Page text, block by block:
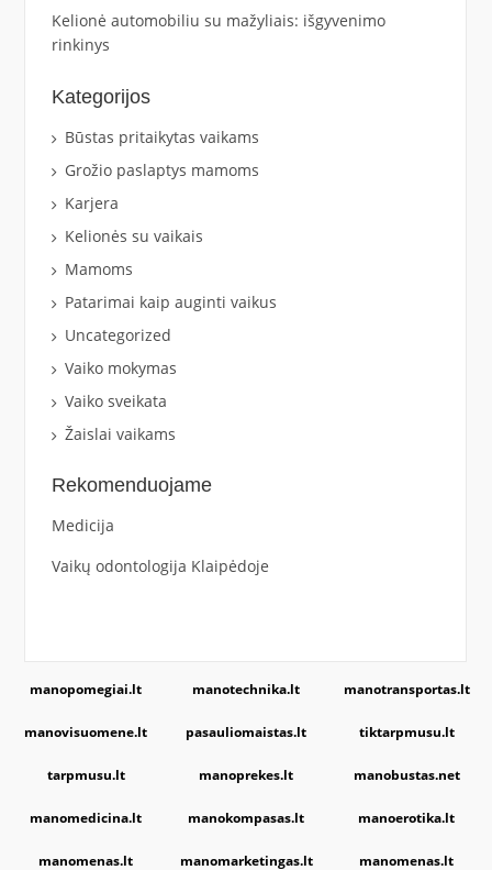
Kelionė automobiliu su mažyliais: išgyvenimo
rinkinys
Kategorijos
Būstas pritaikytas vaikams
Grožio paslaptys mamoms
Karjera
Kelionės su vaikais
Mamoms
Patarimai kaip auginti vaikus
Uncategorized
Vaiko mokymas
Vaiko sveikata
Žaislai vaikams
Rekomenduojame
Medicija
Vaikų odontologija Klaipėdoje
manopomegiai.lt manotechnika.lt manotransportas.lt
manovisuomene.lt pasauliomaistas.lt tiktarpmusu.lt
tarpmusu.lt manoprekes.lt manobustas.net
manomedicina.lt manokompasas.lt manoerotika.lt
manomenas.lt manomarketingas.lt manomenas.lt